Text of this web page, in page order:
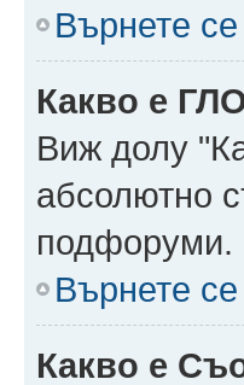
Върнете
Какво е
Виж долу
абсолютно
подфоруми.
Върнете
Какво е